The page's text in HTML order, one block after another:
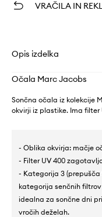
VRAČILA IN
Opis izdelka
Očala Marc Jacobs
Sončna očala iz kolekcije
okvirji iz plastike. Ima filter
- Oblika okvirja: mačje
- Filter UV 400
- Kategorija 3
kategorija senčnih
idealna za sončne dni
vročih deželah.